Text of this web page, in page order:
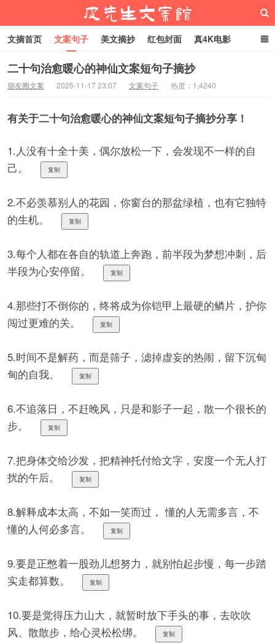
文摘首页 文案句子 美文摘抄 红包封面 真4K电影
网络热梗 恋爱家庭 微信头像
二十句治愈暖心的神仙文案短句子摘抄
朋友圈文案 2025-11-17 23:07 文案句子 热度：1,4240
有关于二十句治愈暖心的神仙文案短句子摘抄分享！
1.人没有十全十美，偶尔放松一下，会发现不一样的自
己。
复制
2.不必羡慕别人的花园，你窗台的那盆绿植，也有它独特
的生机。
复制
3.每个人都在各自的轨道上奔跑，前半段为梦想冲刺，后
半段为心安停留。
复制
4.那些打不倒你的，终将成为你铠甲上最硬的鳞片，护你
闯过更难的关。
复制
5.时间不是解药，而是筛子，滤掉虚妄的热闹，留下沉甸
甸的自我。
复制
6.不追落日，不赶晚风，只是和影子一起，散一个很长的
步。
复制
7.把身体交给沙发，把精神托付给文字，安度一个无人打
扰的午后。
复制
8.解释成本太高，不如一笑而过， 懂的人无需多言，不
懂的人何必多言。
复制
9.要是正憋着一股劲儿想努力，就别怕起步慢，每一步踏
实走都算数。
复制
10.要是觉得压力山大，就暂时放下手头的事，去吹吹
风、散散步，给心灵松松绑。
复制